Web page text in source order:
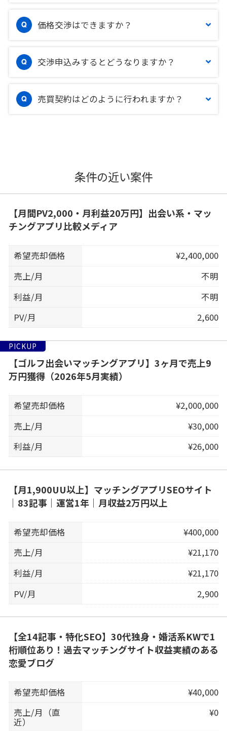
価格交渉はできますか？
交渉申込みするとどうなりますか？
売買契約はどのように行われますか？
条件の近い案件
【月間PV2,000・月利益20万円】出会い系・マッ
チングアプリ比較メディア
希望売却価格
¥2,400,000
売上/月
不明
利益/月
不明
PV/月
2,600
PICKUP
【ゴルフ出会いマッチングアプリ】3ヶ月で売上9
万円獲得（2026年5月実績）
希望売却価格
¥2,000,000
売上/月
¥30,000
利益/月
¥26,000
【月1,900UU以上】マッチングアプリSEOサイト
｜83記事｜運営1年｜月収益2万円以上
希望売却価格
¥400,000
売上/月
¥21,170
利益/月
¥21,170
PV/月
2,900
【全14記事・特化SEO】30代独身・婚活系KWで1
桁順位あり！過去マッチングサイト収益実績のある
恋愛ブログ
希望売却価格
¥40,000
売上/月（直
近）
¥0